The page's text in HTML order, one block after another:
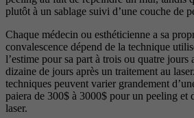
plutôt à un sablage suivi d’une couche de
Chaque médecin ou esthéticienne a sa
convalescence dépend de la technique
l’estime pour sa part à trois ou quatre jours
dizaine de jours après un traitement au
techniques peuvent varier grandement
paiera de 300$ à 3000$ pour un peeling et
laser.